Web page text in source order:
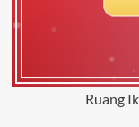
Ruang